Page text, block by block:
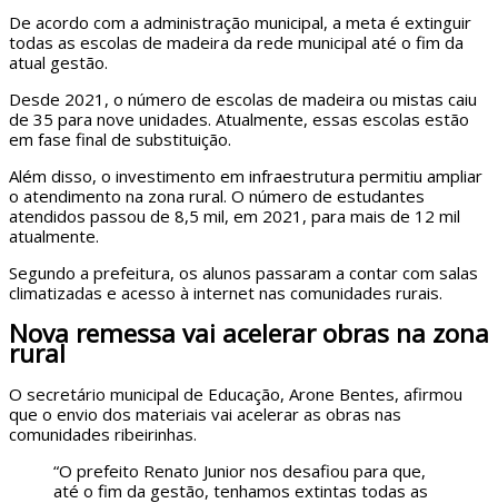
De acordo com a administração municipal, a meta é extinguir
todas as escolas de madeira da rede municipal até o fim da
atual gestão.
Desde 2021, o número de escolas de madeira ou mistas caiu
de 35 para nove unidades. Atualmente, essas escolas estão
em fase final de substituição.
Além disso, o investimento em infraestrutura permitiu ampliar
o atendimento na zona rural. O número de estudantes
atendidos passou de 8,5 mil, em 2021, para mais de 12 mil
atualmente.
Segundo a prefeitura, os alunos passaram a contar com salas
climatizadas e acesso à internet nas comunidades rurais.
Nova remessa vai acelerar obras na zona
rural
O secretário municipal de Educação, Arone Bentes, afirmou
que o envio dos materiais vai acelerar as obras nas
comunidades ribeirinhas.
“O prefeito Renato Junior nos desafiou para que,
até o fim da gestão, tenhamos extintas todas as